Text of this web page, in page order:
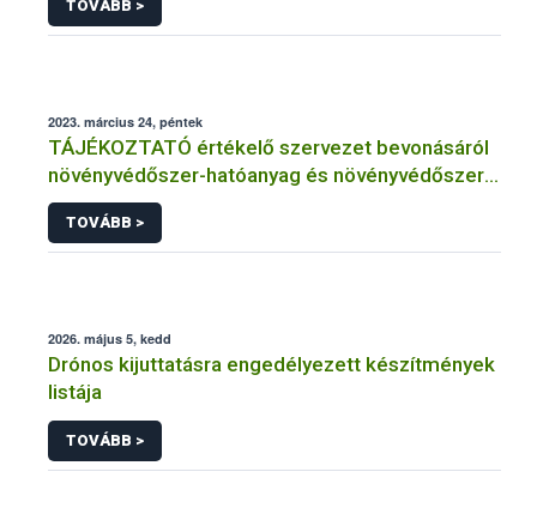
TOVÁBB >
2023. március 24, péntek
TÁJÉKOZTATÓ értékelő szervezet bevonásáról
növényvédőszer-hatóanyag és növényvédőszer
engedélyezésére, továbbá a meglévő engedély
meghosszabbítására vagy módosítására irányuló
eljárásba
TOVÁBB >
2026. május 5, kedd
Drónos kijuttatásra engedélyezett készítmények
listája
TOVÁBB >